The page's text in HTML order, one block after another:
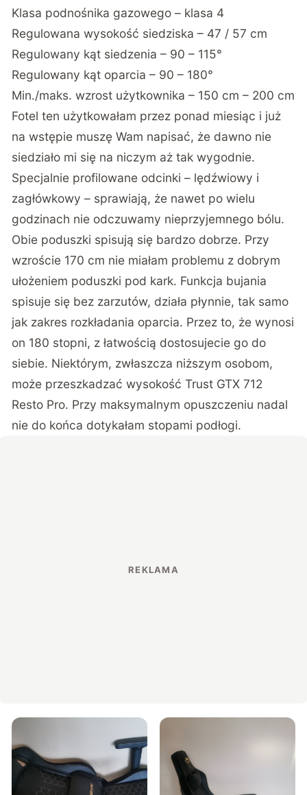
Klasa podnośnika gazowego – klasa 4
Regulowana wysokość siedziska – 47 / 57 cm
Regulowany kąt siedzenia – 90 – 115°
Regulowany kąt oparcia – 90 – 180°
Min./maks. wzrost użytkownika – 150 cm – 200 cm
Fotel ten użytkowałam przez ponad miesiąc i już
na wstępie muszę Wam napisać, że dawno nie
siedziało mi się na niczym aż tak wygodnie.
Specjalnie profilowane odcinki – lędźwiowy i
zagłówkowy – sprawiają, że nawet po wielu
godzinach nie odczuwamy nieprzyjemnego bólu.
Obie poduszki spisują się bardzo dobrze. Przy
wzroście 170 cm nie miałam problemu z dobrym
ułożeniem poduszki pod kark. Funkcja bujania
spisuje się bez zarzutów, działa płynnie, tak samo
jak zakres rozkładania oparcia. Przez to, że wynosi
on 180 stopni, z łatwością dostosujecie go do
siebie. Niektórym, zwłaszcza niższym osobom,
może przeszkadzać wysokość Trust GTX 712
Resto Pro. Przy maksymalnym opuszczeniu nadal
nie do końca dotykałam stopami podłogi.